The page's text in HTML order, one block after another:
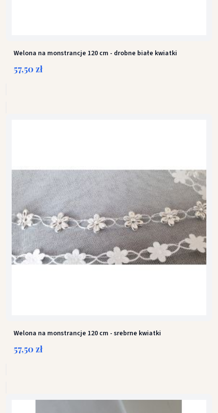
Welona na monstrancje 120 cm - drobne białe kwiatki
57,50 zł
Welona na monstrancje 120 cm - srebrne kwiatki
57,50 zł